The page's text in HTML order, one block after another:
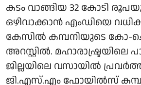
കടം വാങ്ങിയ 32 കോടി
ഒഴിവാക്കാൻ എംഡിയെ
കേസിൽ കമ്പനിയുടെ കോ-
അറസ്റ്റിൽ. മഹാരാഷ്ട്രയിലെ
ജില്ലയിലെ വസായിൽ
ജി.എസ്.എം ഫോയിൽസ്